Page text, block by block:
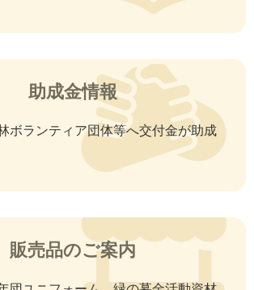
助成金情報
ボランティア団体等へ交付金が助成
販売品のご案内